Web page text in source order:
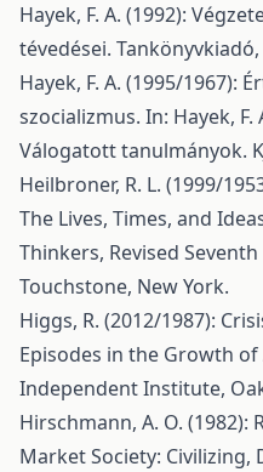
Hayek, F. A. (1992):
tévedései.
Hayek, F. A. (1995/1967):
szocializmus. In: Hayek, F.
Válogatott tanulmányok.
Heilbroner, R. L. (1999/
The Lives, Times, and
Thinkers, Revised
Touchstone, New York.
Higgs, R. (2012/1987):
Episodes in the Growth
Independent Institute,
Hirschmann, A. O.
Market Society: Civilizing,